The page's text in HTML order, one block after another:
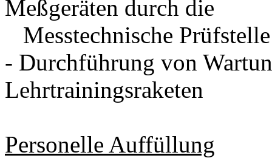
Meßgeräten durch die
Messtechnische
- Durchführung von
Lehrtrainingsraketen
Personelle Auffüllung